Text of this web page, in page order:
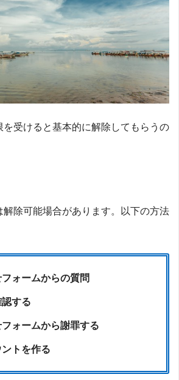
を受けると基本的に解除してもらうの
解除可能場合があります。以下の方法
ォームからの質問
する
ォームから謝罪する
トを作る